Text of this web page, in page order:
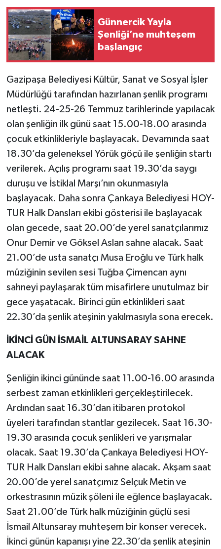
Günnercik Yayla
Şenliği’ne muhteşem
başlangıç
Gazipaşa Belediyesi Kültür, Sanat ve Sosyal İşler
Müdürlüğü tarafından hazırlanan şenlik programı
netleşti. 24-25-26 Temmuz tarihlerinde yapılacak
olan şenliğin ilk günü saat 15.00-18.00 arasında
çocuk etkinlikleriyle başlayacak. Devamında saat
18.30’da geleneksel Yörük göçü ile şenliğin startı
verilerek. Açılış programı saat 19.30’da saygı
duruşu ve İstiklal Marşı’nın okunmasıyla
başlayacak. Daha sonra Çankaya Belediyesi HOY-
TUR Halk Dansları ekibi gösterisi ile başlayacak
olan gecede, saat 20.00’de yerel sanatçılarımız
Onur Demir ve Göksel Aslan sahne alacak. Saat
21.00’de usta sanatçı Musa Eroğlu ve Türk halk
müziğinin sevilen sesi Tuğba Çimencan aynı
sahneyi paylaşarak tüm misafirlere unutulmaz bir
gece yaşatacak. Birinci gün etkinlikleri saat
22.30’da şenlik ateşinin yakılmasıyla sona erecek.
İKİNCİ GÜN İSMAİL ALTUNSARAY SAHNE
ALACAK
Şenliğin ikinci gününde saat 11.00-16.00 arasında
serbest zaman etkinlikleri gerçekleştirilecek.
Ardından saat 16.30’dan itibaren protokol
üyeleri tarafından stantlar gezilecek. Saat 16.30-
19.30 arasında çocuk şenlikleri ve yarışmalar
olacak. Saat 19.30’da Çankaya Belediyesi HOY-
TUR Halk Dansları ekibi sahne alacak. Akşam saat
20.00’de yerel sanatçımız Selçuk Metin ve
orkestrasının müzik şöleni ile eğlence başlayacak.
Saat 21.00’de Türk halk müziğinin güçlü sesi
İsmail Altunsaray muhteşem bir konser verecek.
İkinci günün kapanışı yine 22.30’da şenlik ateşinin